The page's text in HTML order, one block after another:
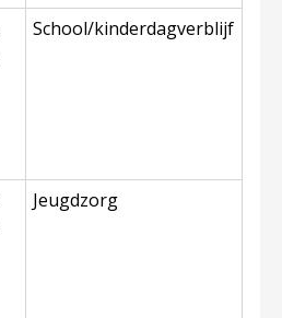
School/kinderdagverblijf
Jeugdzorg